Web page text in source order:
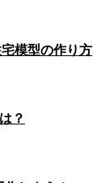
模型の作り方
？